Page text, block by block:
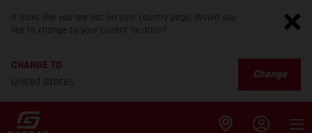
It looks like you are not on your country page. Would you
like to change to your current location?
CHANGE TO
United States
Change